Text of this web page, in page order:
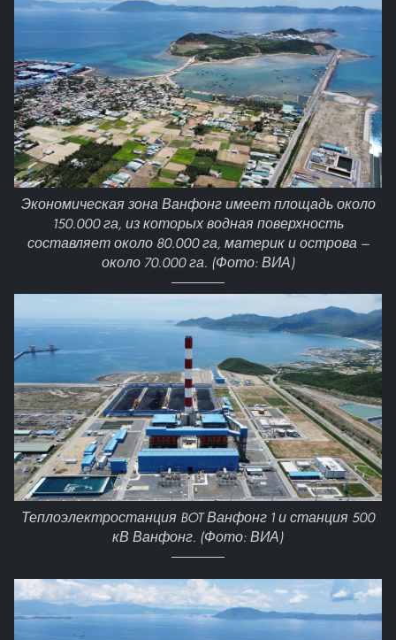
Экономическая зона Ванфонг имеет площадь около
150.000 га, из которых водная поверхность
составляет около 80.000 га, материк и острова —
около 70.000 га. (Фото: ВИА)
Теплоэлектростанция BOT Ванфонг 1 и станция 500
кВ Ванфонг. (Фото: ВИА)